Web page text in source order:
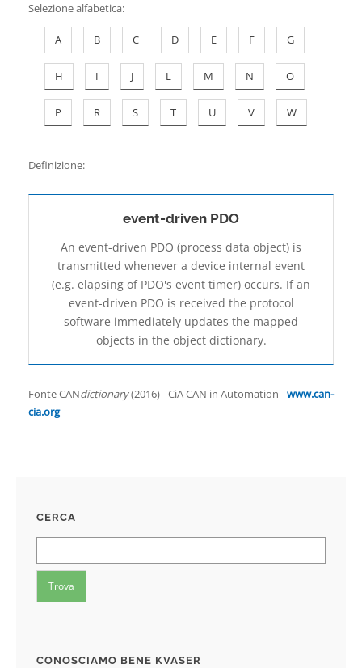
Selezione alfabetica:
A B C D E F G
H I J L M N O
P R S T U V W
Definizione:
event-driven PDO
An event-driven PDO (process data object) is
transmitted whenever a device internal event
(e.g. elapsing of PDO's event timer) occurs. If an
event-driven PDO is received the protocol
software immediately updates the mapped
objects in the object dictionary.
Fonte CANdictionary(2016) - CiA CAN in Automation -www.can-
cia.org
CERCA
CONOSCIAMO BENE KVASER